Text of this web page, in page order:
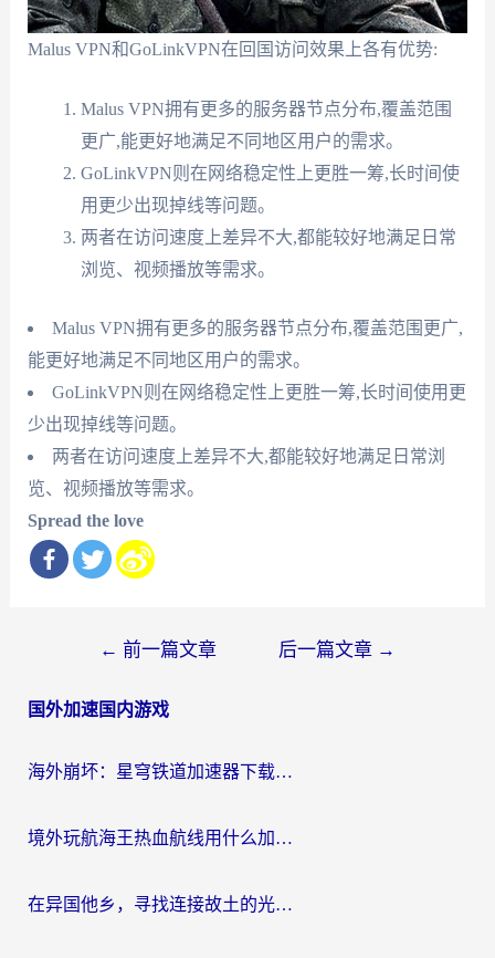
Malus VPN和GoLinkVPN在回国访问效果上各有优势:
Malus VPN拥有更多的服务器节点分布,覆盖范围
更广,能更好地满足不同地区用户的需求。
GoLinkVPN则在网络稳定性上更胜一筹,长时间使
用更少出现掉线等问题。
两者在访问速度上差异不大,都能较好地满足日常
浏览、视频播放等需求。
Malus VPN拥有更多的服务器节点分布,覆盖范围更广,
能更好地满足不同地区用户的需求。
GoLinkVPN则在网络稳定性上更胜一筹,长时间使用更
少出现掉线等问题。
两者在访问速度上差异不大,都能较好地满足日常浏
览、视频播放等需求。
Spread the love
导
← 前一篇文章 后一篇文章 →
国外加速国内游戏
海外崩坏：星穹铁道加速器下载安装：一份给游子的终极网络指南
境外玩航海王热血航线用什么加速器？2026海外玩家实测最优方案（附欧洲问道堡垒前线加速技巧）
在异国他乡，寻找连接故土的光明大陆免费加速器